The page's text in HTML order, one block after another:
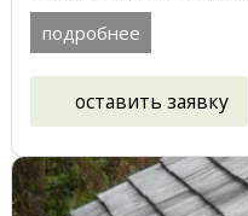
подробнее
оставить заявку